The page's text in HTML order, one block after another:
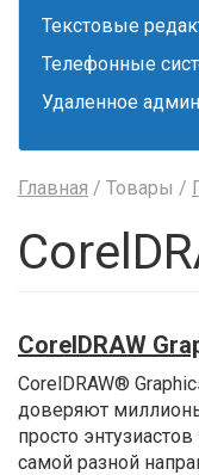
Текстовые
Телефонные
Удаленное
Главная / Товары /
CorelDRAW
CorelDRAW®
доверяют
просто
самой разной